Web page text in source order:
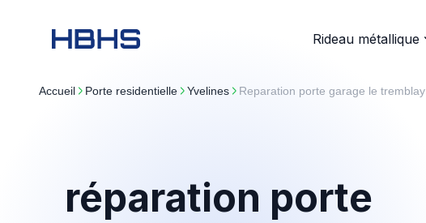
Rideau métallique
Accueil porte residentielle yvelines Reparation porte garage le
réparation porte